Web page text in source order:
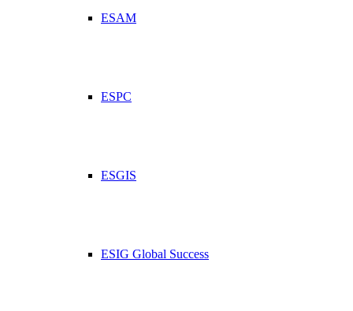
ESAM
ESPC
ESGIS
ESIG Global Success